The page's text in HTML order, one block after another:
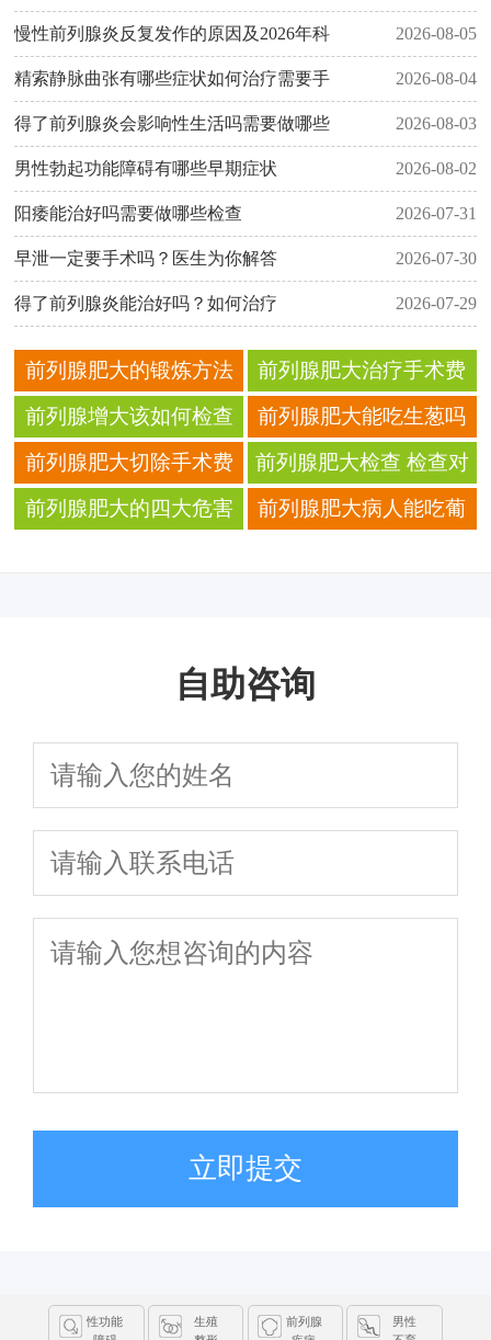
慢性前列腺炎反复发作的原因及2026年科 2026-08-05
精索静脉曲张有哪些症状如何治疗需要手 2026-08-04
得了前列腺炎会影响性生活吗需要做哪些 2026-08-03
男性勃起功能障碍有哪些早期症状 2026-08-02
阳痿能治好吗需要做哪些检查 2026-07-31
早泄一定要手术吗？医生为你解答 2026-07-30
得了前列腺炎能治好吗？如何治疗 2026-07-29
前列腺肥大的锻炼方法
及注意事项
前列腺肥大治疗手术费
用 三大因素影响治疗费
用
前列腺增大该如何检查
才好呢？
前列腺肥大能吃生葱吗
前列腺肥大怎么护理才
好
前列腺肥大切除手术费
用 手术费用取决于三种
前列腺肥大检查 检查对
于治疗也是很关键的
前列腺肥大的四大危害
前列腺肥大病人能吃葡
自助咨询
立即提交
性功能
生殖
前列腺
男性